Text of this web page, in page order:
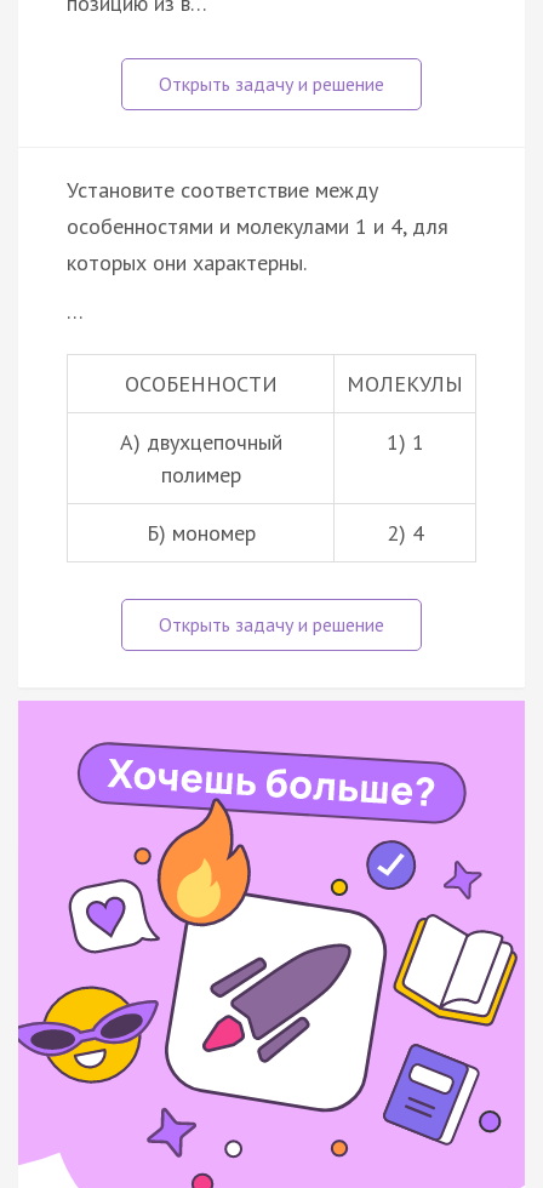
Установите соответствие между
особенностями и молекулами 1 и 4, для
которых они характерны.
…
ОСОБЕННОСТИ МОЛЕКУЛЫ
А) двухцепочный
полимер
1) 1
Б) мономер 2) 4